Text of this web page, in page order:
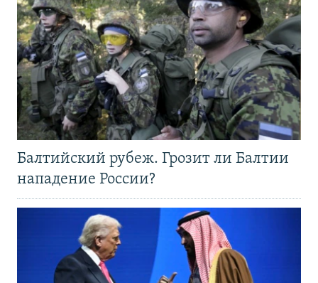
Балтийский рубеж. Грозит ли Балтии
нападение России?